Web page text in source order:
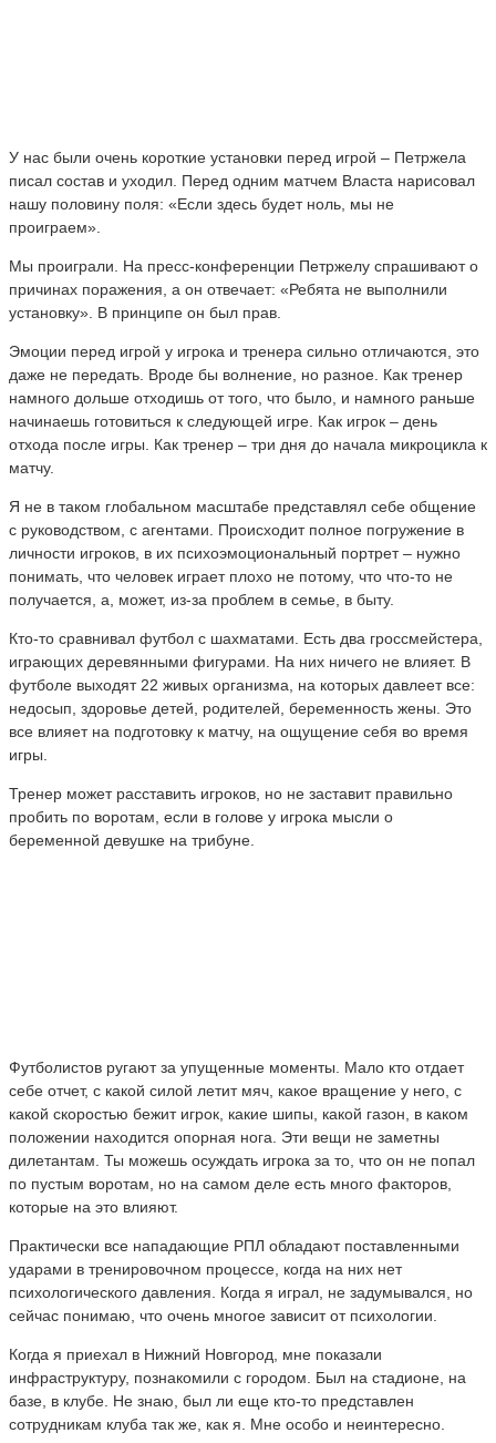
У нас были очень короткие установки перед игрой – Петржела
писал состав и уходил. Перед одним матчем Власта нарисовал
нашу половину поля: «Если здесь будет ноль, мы не
проиграем».
Мы проиграли. На пресс-конференции Петржелу спрашивают о
причинах поражения, а он отвечает: «Ребята не выполнили
установку». В принципе он был прав.
Эмоции перед игрой у игрока и тренера сильно отличаются, это
даже не передать. Вроде бы волнение, но разное. Как тренер
намного дольше отходишь от того, что было, и намного раньше
начинаешь готовиться к следующей игре. Как игрок – день
отхода после игры. Как тренер – три дня до начала микроцикла к
матчу.
Я не в таком глобальном масштабе представлял себе общение
с руководством, с агентами. Происходит полное погружение в
личности игроков, в их психоэмоциональный портрет – нужно
понимать, что человек играет плохо не потому, что что-то не
получается, а, может, из-за проблем в семье, в быту.
Кто-то сравнивал футбол с шахматами. Есть два гроссмейстера,
играющих деревянными фигурами. На них ничего не влияет. В
футболе выходят 22 живых организма, на которых давлеет все:
недосып, здоровье детей, родителей, беременность жены. Это
все влияет на подготовку к матчу, на ощущение себя во время
игры.
Тренер может расставить игроков, но не заставит правильно
пробить по воротам, если в голове у игрока мысли о
беременной девушке на трибуне.
Футболистов ругают за упущенные моменты. Мало кто отдает
себе отчет, с какой силой летит мяч, какое вращение у него, с
какой скоростью бежит игрок, какие шипы, какой газон, в каком
положении находится опорная нога. Эти вещи не заметны
дилетантам. Ты можешь осуждать игрока за то, что он не попал
по пустым воротам, но на самом деле есть много факторов,
которые на это влияют.
Практически все нападающие РПЛ обладают поставленными
ударами в тренировочном процессе, когда на них нет
психологического давления. Когда я играл, не задумывался, но
сейчас понимаю, что очень многое зависит от психологии.
Когда я приехал в Нижний Новгород, мне показали
инфраструктуру, познакомили с городом. Был на стадионе, на
базе, в клубе. Не знаю, был ли еще кто-то представлен
сотрудникам клуба так же, как я. Мне особо и неинтересно.